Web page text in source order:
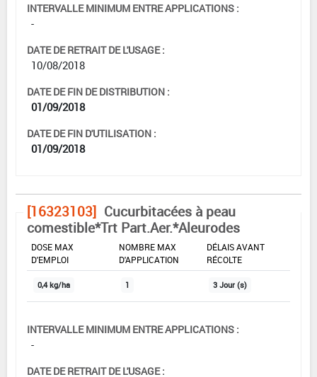
INTERVALLE MINIMUM ENTRE APPLICATIONS :
-
DATE DE RETRAIT DE L'USAGE :
10/08/2018
DATE DE FIN DE DISTRIBUTION :
01/09/2018
DATE DE FIN D'UTILISATION :
01/09/2018
[16323103] Cucurbitacées à peau
comestible*Trt Part.Aer.*Aleurodes
DOSE MAX
D'EMPLOI
NOMBRE MAX
D'APPLICATION
DÉLAIS AVANT
RÉCOLTE
0,4 kg/ha 1 3 Jour (s)
INTERVALLE MINIMUM ENTRE APPLICATIONS :
-
DATE DE RETRAIT DE L'USAGE :